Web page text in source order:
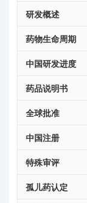
研发概述
药物生命周期
中国研发进度
药品说明书
全球批准
中国注册
特殊审评
孤儿药认定